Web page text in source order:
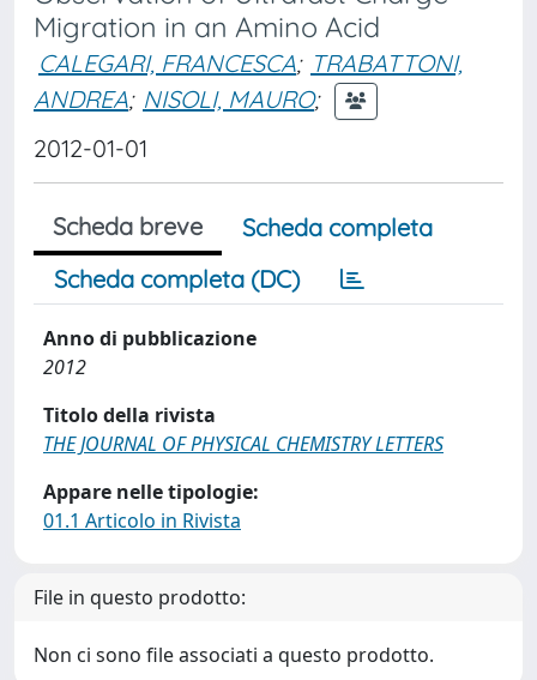
Migration in an Amino Acid
CALEGARI, FRANCESCA; TRABATTONI,
ANDREA; NISOLI, MAURO;
2012-01-01
Scheda breve
Scheda completa
Scheda completa (DC)
Anno di pubblicazione
2012
Titolo della rivista
THE JOURNAL OF PHYSICAL CHEMISTRY LETTERS
Appare nelle tipologie:
01.1 Articolo in Rivista
File in questo prodotto:
Non ci sono file associati a questo prodotto.